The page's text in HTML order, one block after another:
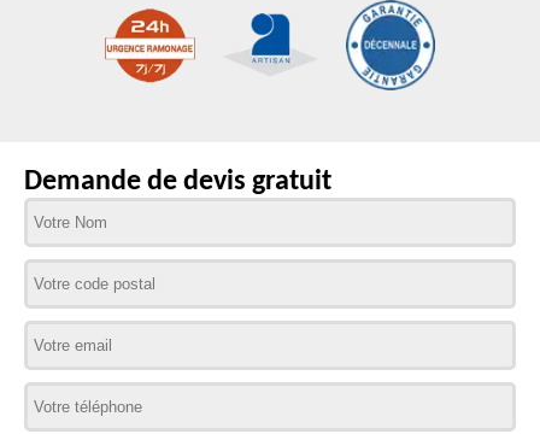
Demande de devis gratuit